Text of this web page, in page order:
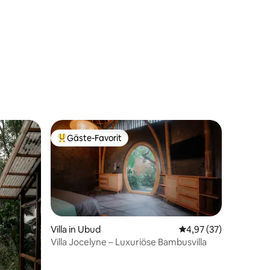
Bewertungen
Beliebter Gäste-Favorit.
Gäste-Favorit
Villa in Ubud Durchschnittliche
4,97 (37)
Villa Jocelyne – Luxuriöse Bambusvilla